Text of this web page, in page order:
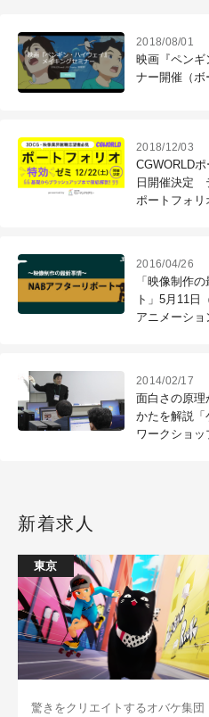
2018/08/01
映画『ペンギ
ナー開催（ボ
2018/12/03
CGWORLD
日開催決定
ポートフォリ
2016/04/26
「映像制作
ト」5月11日
アニメーショ
2014/02/17
面白さの原理
かたを解説「
ワークショッ
新着求人
東京
驚きをクリエイトするオバケ集団